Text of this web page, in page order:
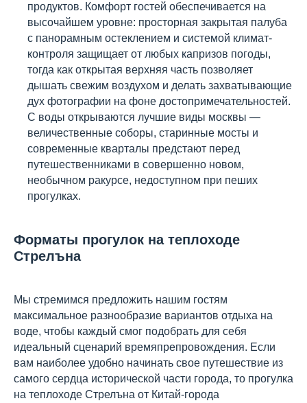
продуктов. Комфорт гостей обеспечивается на
высочайшем уровне: просторная закрытая палуба
с панорамным остеклением и системой климат-
контроля защищает от любых капризов погоды,
тогда как открытая верхняя часть позволяет
дышать свежим воздухом и делать захватывающие
дух фотографии на фоне достопримечательностей.
С воды открываются лучшие виды москвы —
величественные соборы, старинные мосты и
современные кварталы предстают перед
путешественниками в совершенно новом,
необычном ракурсе, недоступном при пеших
прогулках.
Форматы прогулок на теплоходе
Стрелъна
Мы стремимся предложить нашим гостям
максимальное разнообразие вариантов отдыха на
воде, чтобы каждый смог подобрать для себя
идеальный сценарий времяпрепровождения. Если
вам наиболее удобно начинать свое путешествие из
самого сердца исторической части города, то прогулка
на теплоходе Стрелъна от Китай-города